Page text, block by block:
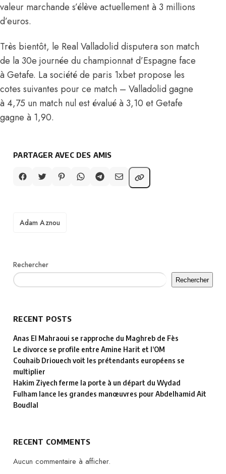
valeur marchande s’élève actuellement à 3 millions
d’euros.
Très bientôt, le Real Valladolid disputera son match
de la 30e journée du championnat d’Espagne face
à Getafe. La société de paris 1xbet propose les
cotes suivantes pour ce match – Valladolid gagne
à 4,75 un match nul est évalué à 3,10 et Getafe
gagne à 1,90.
PARTAGER AVEC DES AMIS
TAGS
Adam Aznou
Rechercher
Rechercher
RECENT POSTS
Anas El Mahraoui se rapproche du Maghreb de Fès
Le divorce se profile entre Amine Harit et l’OM
Couhaib Driouech voit les prétendants européens se
multiplier
Hakim Ziyech ferme la porte à un départ du Wydad
Fulham lance les grandes manœuvres pour Abdelhamid Ait
Boudlal
RECENT COMMENTS
Aucun commentaire à afficher.